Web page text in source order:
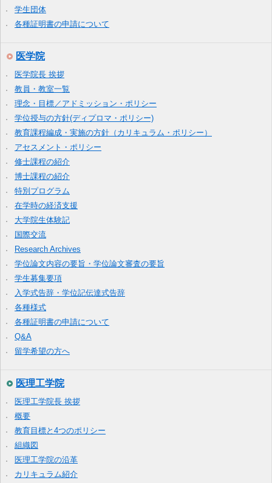
学生団体
各種証明書の申請について
医学院
医学院長 挨拶
教員・教室一覧
理念・目標／アドミッション・ポリシー
学位授与の方針(ディプロマ・ポリシー)
教育課程編成・実施の方針（カリキュラム・ポリシー）
アセスメント・ポリシー
修士課程の紹介
博士課程の紹介
特別プログラム
在学時の経済支援
大学院生体験記
国際交流
Research Archives
学位論文内容の要旨・学位論文審査の要旨
学生募集要項
入学式告辞・学位記伝達式告辞
各種様式
各種証明書の申請について
Q&A
留学希望の方へ
医理工学院
医理工学院長 挨拶
概要
教育目標と4つのポリシー
組織図
医理工学院の沿革
カリキュラム紹介